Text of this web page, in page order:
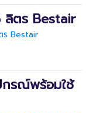
ลิตร Bestair
ร Bestair
รณ์พร้อมใช้